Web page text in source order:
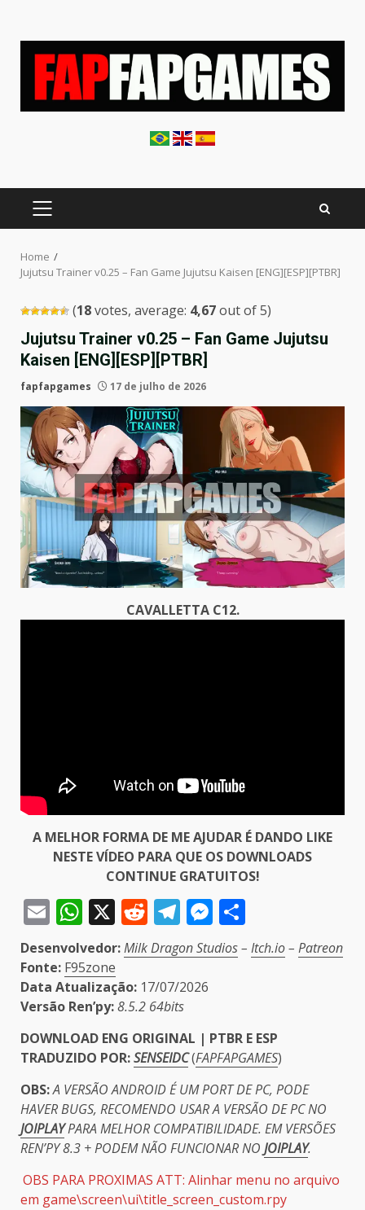
PRIMARY
MENU
Home
Jujutsu Trainer v0.25 – Fan Game Jujutsu Kaisen [ENG][ESP][PTBR]
(18votes, average: 4,67out of 5)
Jujutsu Trainer v0.25 – Fan Game Jujutsu
Kaisen [ENG][ESP][PTBR]
fapfapgames 17 de julho de 2026
CAVALLETTA C12.
A MELHOR FORMA DE ME AJUDAR É DANDO LIKE
NESTE VÍDEO PARA QUE OS DOWNLOADS
CONTINUE GRATUITOS!
EmailWhatsApp
X Reddit
Telegram
Messenger
Desenvolvedor:Milk Dragon Studios– Itch.io– Patreon
Fonte: F95zone
Data Atualização: 17/07/2026
Versão Ren’py:8.5.2 64bits
DOWNLOAD ENG ORIGINAL | PTBR E ESP
TRADUZIDO POR:SENSEIDC(FAPFAPGAMES)
OBS:A VERSÃO ANDROID É UM PORT DE PC, PODE
HAVER BUGS, RECOMENDO USAR A VERSÃO DE PC NO
JOIPLAYPARA MELHOR COMPATIBILIDADE. EM VERSÕES
REN’PY 8.3 + PODEM NÃO FUNCIONAR NO JOIPLAY.
OBS PARA PROXIMAS ATT: Alinhar menu no arquivo
em game\screen\ui\title_screen_custom.rpy